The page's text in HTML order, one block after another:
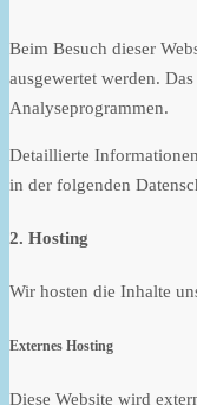
Beim Besuch dieser
ausgewertet werden.
Analyseprogrammen.
Detaillierte
in der folgenden
2. Hosting
Wir hosten die Inhalte
Externes Hosting
Diese Website wird